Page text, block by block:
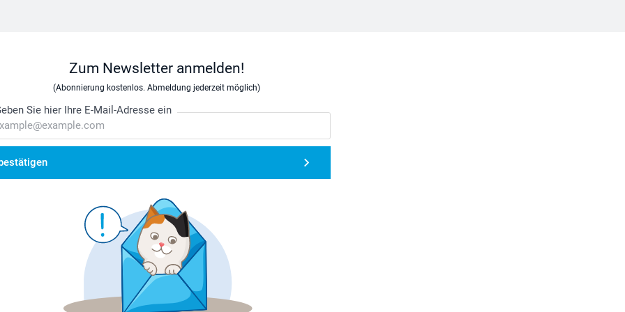
Zum Newsletter anmelden!
(Abonnierung kostenlos. Abmeldung jederzeit möglich)
Sie hier Ihre E-Mail-Adresse ein